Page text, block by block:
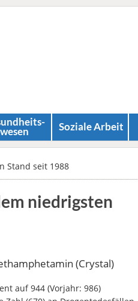
wesen Soziale Arbeit
Stand seit 1988
niedrigsten
(Crystal)
auf 944 (Vorjahr: 986)